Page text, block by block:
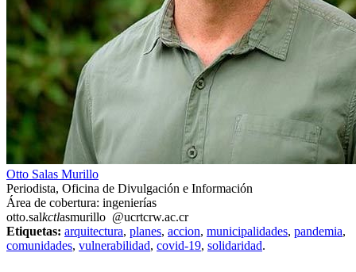
Otto Salas Murillo
Periodista, Oficina de Divulgación e Información
Área de cobertura: ingenierías
otto.salkctlasmurillo @ucrtcrw.ac.cr
Etiquetas: arquitectura, planes, accion, municipalidades, pandemia,
comunidades, vulnerabilidad, covid-19, solidaridad.